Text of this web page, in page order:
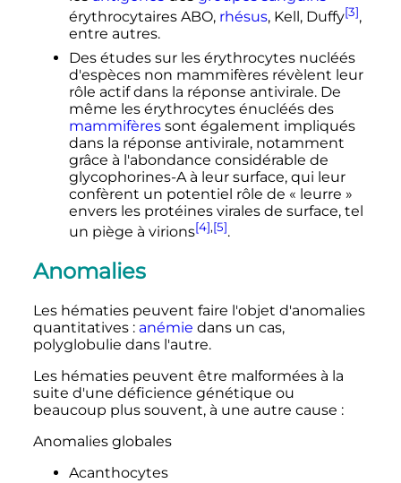
érythrocytaires ABO, rhésus, Kell, Duffy[3],
entre autres.
Des études sur les érythrocytes nucléés
d'espèces non mammifères révèlent leur
rôle actif dans la réponse antivirale. De
même les érythrocytes énucléés des
mammifèressont également impliqués
dans la réponse antivirale, notamment
grâce à l'abondance considérable de
glycophorines-A à leur surface, qui leur
confèrent un potentiel rôle de « leurre »
envers les protéines virales de surface, tel
un piège à virions[4],[5].
Anomalies
Les hématies peuvent faire l'objet d'anomalies
quantitatives : anémie dans un cas,
polyglobulie dans l'autre.
Les hématies peuvent être malformées à la
suite d'une déficience génétique ou
beaucoup plus souvent, à une autre cause :
Anomalies globales
Acanthocytes